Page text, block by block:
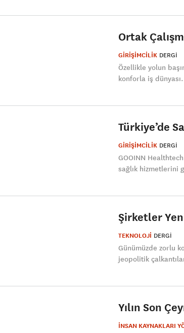
Ortak
GİRİŞİMCİLİK DERGI
Özellikle yolun
konforla iş
Türkiye’de
GİRİŞİMCİLİK DERGI
GOOINN
sağlık hizmetlerini
Şirketler
TEKNOLOJİ DERGI
Günümüzde zorlu
jeopolitik
Yılın Son
İNSAN KAYNAKLARI